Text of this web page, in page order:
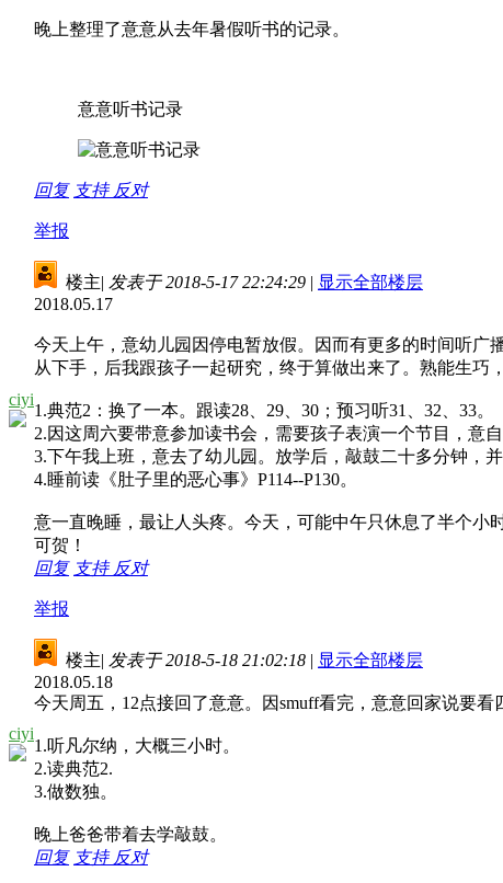
晚上整理了意意从去年暑假听书的记录。
意意听书记录
回复 支持 反对
举报
ciyi
楼主| 发表于 2018-5-17 22:24:29 | 显示全部楼层
2018.05.17
今天上午，意幼儿园因停电暂放假。因而有更多的时间听
从下手，后我跟孩子一起研究，终于算做出来了。熟能生巧
1.典范2：换了一本。跟读28、29、30；预习听31、32、33。
2.因这周六要带意参加读书会，需要孩子表演一个节目，意
3.下午我上班，意去了幼儿园。放学后，敲鼓二十多分钟，并
4.睡前读《肚子里的恶心事》P114--P130。
意一直晚睡，最让人头疼。今天，可能中午只休息了半个
可贺！
回复 支持 反对
举报
ciyi
楼主| 发表于 2018-5-18 21:02:18 | 显示全部楼层
2018.05.18
今天周五，12点接回了意意。因smuff看完，意意回家说要看
1.听凡尔纳，大概三小时。
2.读典范2.
3.做数独。
晚上爸爸带着去学敲鼓。
回复 支持 反对